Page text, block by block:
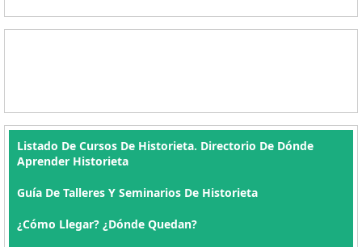
Listado De Cursos De Historieta. Directorio De Dónde
Aprender Historieta
Guía De Talleres Y Seminarios De Historieta
¿Cómo Llegar? ¿Dónde Quedan?